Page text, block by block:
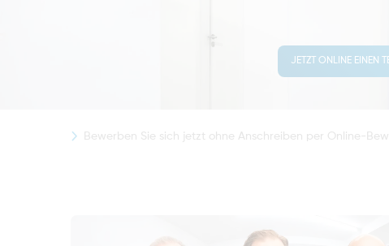
JETZT ONLINE EINEN
Bewerben Sie sich jetzt ohne Anschreiben per Online-